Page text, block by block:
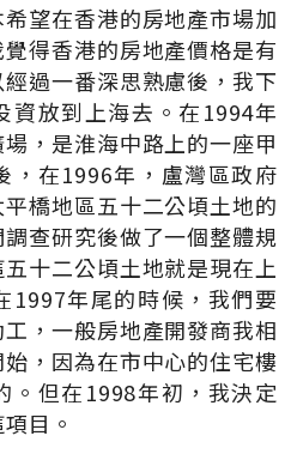
望在香港的房地產市場加
得香港的房地產價格是有
過一番深思熟慮後，我下
資放到上海去。在1994年
，是淮海中路上的一座甲
，在1996年，盧灣區政府
橋地區五十二公頃土地的
查研究後做了一個整體規
十二公頃土地就是現在上
1997年尾的時候，我們要
，一般房地產開發商我相
，因為在市中心的住宅樓
。但在1998年初，我決定
目。